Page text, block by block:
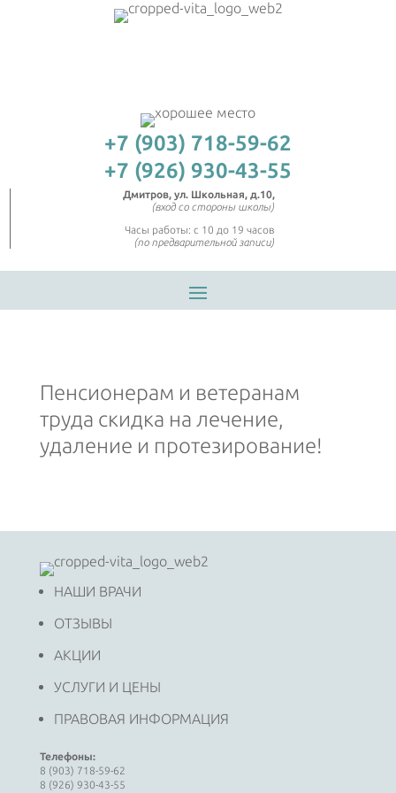
+7 (903) 718-59-62
+7 (926) 930-43-55
Дмитров, ул. Школьная, д.10,
(вход со стороны школы)
Часы работы: с 10 до 19 часов
(по предварительной записи)
Пенсионерам и ветеранам
труда скидка на лечение,
удаление и протезирование!
НАШИ ВРАЧИ
ОТЗЫВЫ
АКЦИИ
УСЛУГИ И ЦЕНЫ
ПРАВОВАЯ ИНФОРМАЦИЯ
Телефоны:
8 (903) 718-59-62
8 (926) 930-43-55